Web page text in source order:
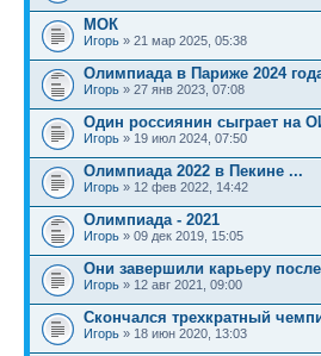
МОК
Игорь » 21 мар 2025, 05:38
Олимпиада в Париже 2024
Игорь » 27 янв 2023, 07:08
Один россиянин сыграет на
Игорь » 19 июл 2024, 07:50
Олимпиада 2022 в Пекине ...
Игорь » 12 фев 2022, 14:42
Олимпиада - 2021
Игорь » 09 дек 2019, 15:05
Они завершили карьеру
Игорь » 12 авг 2021, 09:00
Cкончался трехкратный
Игорь » 18 июн 2020, 13:03